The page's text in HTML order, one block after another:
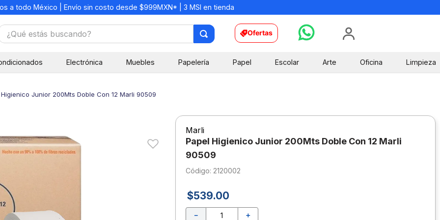
a todo México | Envío sin costo desde $999MXN* | 3 MSI en tienda
estás buscando? Ofertas
Electrónica Muebles Papelería Papel Escolar Arte Oficina Limpieza
Junior 200Mts Doble Con 12 Marli 90509
Marli
Papel Higienico Junior 200Mts Doble Con 12 Marli
90509
: 2120002
$539.00
＋
－
5.
colores
6.
boligrafo
8
.